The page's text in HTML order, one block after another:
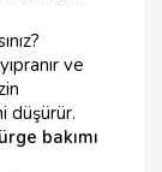
ve
düşürür.
bakımı